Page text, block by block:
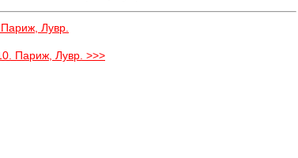
Лувр.
Париж, Лувр. >>>